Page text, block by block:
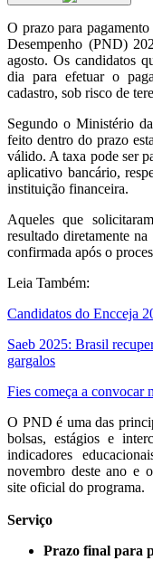
O prazo para
Desempenho (PND)
agosto. Os candidatos
dia para efetuar o
cadastro, sob risco de
Segundo o Ministério
feito dentro do prazo
válido. A taxa pode ser
aplicativo bancário,
instituição financeira.
Aqueles que
resultado diretamente
confirmada após o
Leia Também:
Candidatos do Encceja
Saeb 2025: Brasil
gargalos
Fies começa a convocar
O PND é uma das
bolsas, estágios e
indicadores
novembro deste ano e
site oficial do programa.
Serviço
Prazo final para